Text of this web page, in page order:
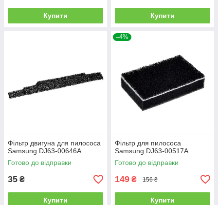
Купити Купити
Фільтр двигуна для пилососа
Samsung DJ63-00646A
Готово до відправки
35 ₴
Купити
–4%
Фільтр для пилососа
Samsung DJ63-00517A
Готово до відправки
149 ₴ 156 ₴
Купити